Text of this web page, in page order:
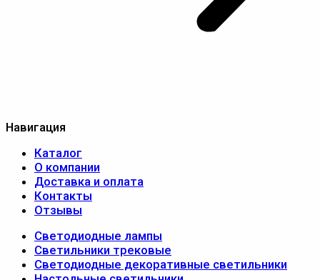
Навигация
Каталог
О компании
Доставка и оплата
Контакты
Отзывы
Светодиодные лампы
Светильники трековые
Светодиодные декоративные светильники